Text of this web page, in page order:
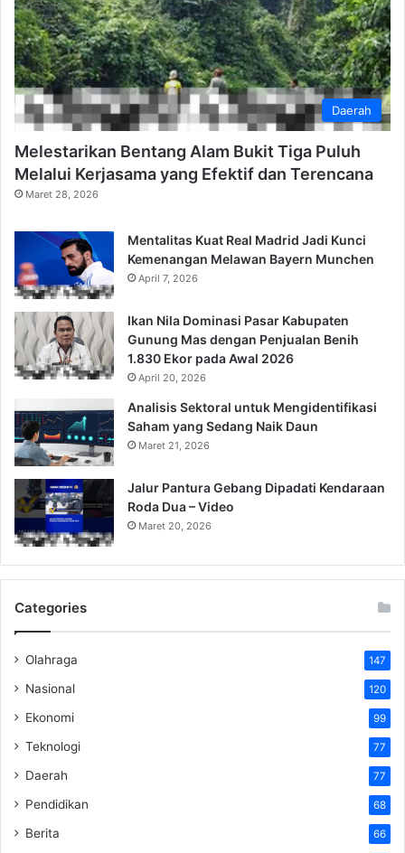
Daerah
Melestarikan Bentang Alam Bukit Tiga Puluh
Melalui Kerjasama yang Efektif dan Terencana
Maret 28, 2026
Mentalitas Kuat Real Madrid Jadi Kunci
Kemenangan Melawan Bayern Munchen
April 7, 2026
Ikan Nila Dominasi Pasar Kabupaten
Gunung Mas dengan Penjualan Benih
1.830 Ekor pada Awal 2026
April 20, 2026
Analisis Sektoral untuk Mengidentifikasi
Saham yang Sedang Naik Daun
Maret 21, 2026
Jalur Pantura Gebang Dipadati Kendaraan
Roda Dua – Video
Maret 20, 2026
Categories
Olahraga 147
Nasional 120
Ekonomi 99
Teknologi 77
Daerah 77
Pendidikan 68
Berita 66